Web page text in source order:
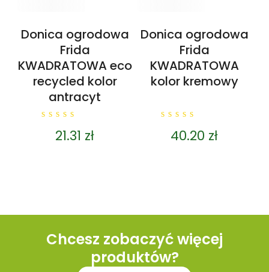
Donica ogrodowa
Frida
KWADRATOWA eco
recycled kolor
antracyt
out21.31 zł
Donica ogrodowa
Frida
KWADRATOWA
kolor kremowy
out
40.20 zł
Chcesz zobaczyć więcej
produktów?